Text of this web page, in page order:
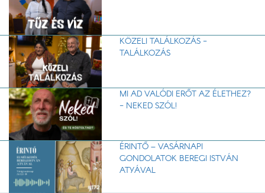
KÖZELI TALÁLKOZÁS -
TALÁLKOZÁS
MI AD VALÓDI ERŐT AZ ÉLETHEZ?
- NEKED SZÓL!
ÉRINTŐ – VASÁRNAPI
GONDOLATOK BEREGI ISTVÁN
ATYÁVAL